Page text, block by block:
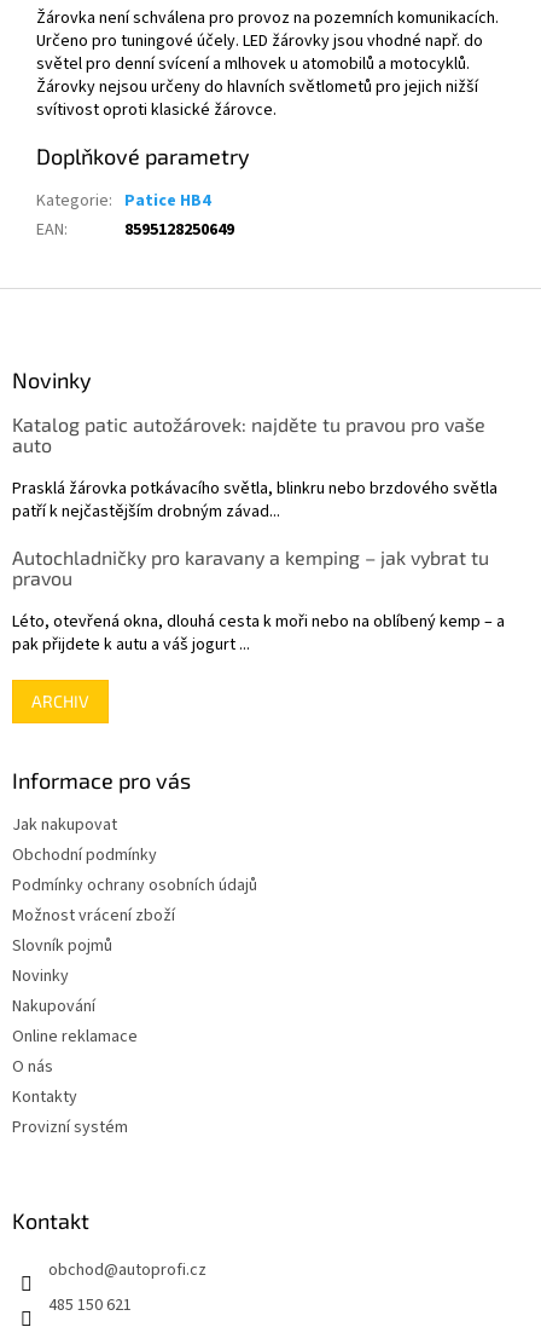
Žárovka není schválena pro provoz na pozemních komunikacích.
Určeno pro tuningové účely. LED žárovky jsou vhodné např. do
světel pro denní svícení a mlhovek u atomobilů a motocyklů.
Žárovky nejsou určeny do hlavních světlometů pro jejich nižší
svítivost oproti klasické žárovce.
Doplňkové parametry
Kategorie: Patice HB4
EAN: 8595128250649
Novinky
Katalog patic autožárovek: najděte tu pravou pro vaše
auto
Prasklá žárovka potkávacího světla, blinkru nebo brzdového světla
patří k nejčastějším drobným závad...
Autochladničky pro karavany a kemping – jak vybrat tu
pravou
Léto, otevřená okna, dlouhá cesta k moři nebo na oblíbený kemp – a
pak přijdete k autu a váš jogurt ...
ARCHIV
Informace pro vás
Jak nakupovat
Obchodní podmínky
Podmínky ochrany osobních údajů
Možnost vrácení zboží
Slovník pojmů
Novinky
Nakupování
Online reklamace
O nás
Kontakty
Provizní systém
Kontakt
obchod@autoprofi.cz
485 150 621